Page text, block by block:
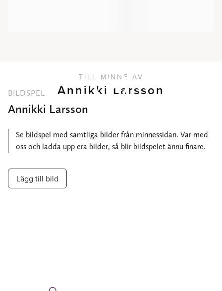
TILL MINNE AV
Annikki Larsson
BILDSPEL
Annikki Larsson
Se bildspel med samtliga bilder från minnessidan. Var med
oss och ladda upp era bilder, så blir bildspelet ännu finare.
Lägg till bild